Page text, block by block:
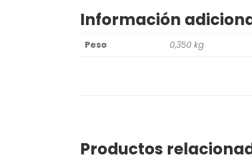
Información
Peso 0,350 kg
Productos